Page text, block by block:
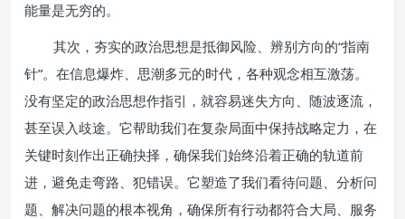
能量是无穷的。
其次，夯实的政治思想是抵御风险、辨别方向的“指南
针”。在信息爆炸、思潮多元的时代，各种观念相互激荡。
没有坚定的政治思想作指引，就容易迷失方向、随波逐流，
甚至误入歧途。它帮助我们在复杂局面中保持战略定力，在
关键时刻作出正确抉择，确保我们始终沿着正确的轨道前
进，避免走弯路、犯错误。它塑造了我们看待问题、分析问
题、解决问题的根本视角，确保所有行动都符合大局、服务